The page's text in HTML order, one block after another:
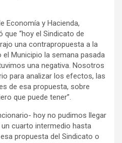
Economía y Hacienda,
que “hoy el Sindicato de
una contrapropuesta a la
Municipio la semana pasada
una negativa. Nosotros
para analizar los efectos, las
de esa propuesta, sobre
que puede tener”.
hoy no pudimos llegar
cuarto intermedio hasta
propuesta del Sindicato o